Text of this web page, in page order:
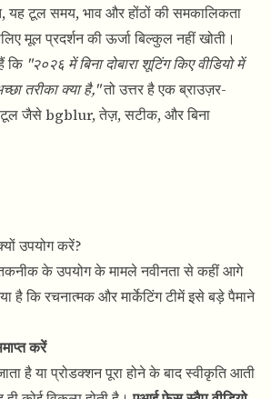
यह टूल समय, भाव और होंठों की समकालिकता
मूल प्रदर्शन की ऊर्जा बिल्कुल नहीं खोती।
कि "२०२६ में बिना दोबारा शूटिंग किए वीडियो में
तरीका क्या है,"तो उत्तर है एक ब्राउज़र-
जैसे bgblur, तेज़, सटीक, और बिना
उपयोग करें?
के उपयोग के मामले नवीनता से कहीं आगे
है कि रचनात्मक और मार्केटिंग टीमें इसे बड़े पैमाने
करें
है या प्रोडक्शन पूरा होने के बाद स्वीकृति आती